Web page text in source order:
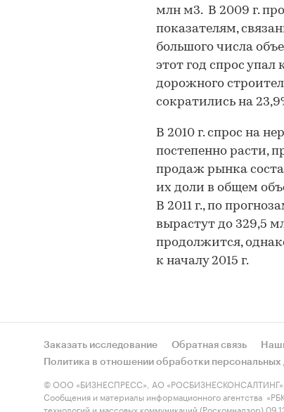
млн м3. В 2009 г.
показателям,
большого числа
этот год спрос
дорожного
сократились на
В 2010 г. спрос на
постепенно расти,
продаж рынка
их доли в общем
В 2011 г., по
вырастут до 329,5
продолжится,
к началу 2015 г.
Заказать исследование Обратная связь
Политика в отношении обработки персональных
© ООО «БИЗНЕСПРЕСС», АО «РОСБИЗНЕСКОНСАЛТИНГ»,
Сообщения и материалы информационного агентства
технологий и массовых коммуникаций (Роскомнадзор)